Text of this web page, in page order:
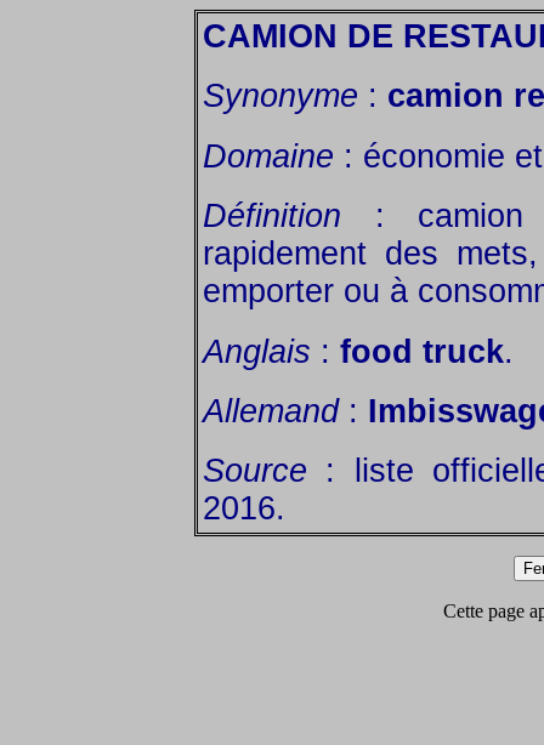
CAMION DE
Synonyme : camion
Domaine : économie
Définition : camion
rapidement des
emporter ou à
Anglais : food truck.
Allemand:
Source : liste
2016.
Cette page